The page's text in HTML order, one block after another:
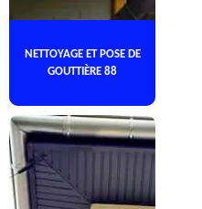
NETTOYAGE ET POSE DE
GOUTTIÈRE 88